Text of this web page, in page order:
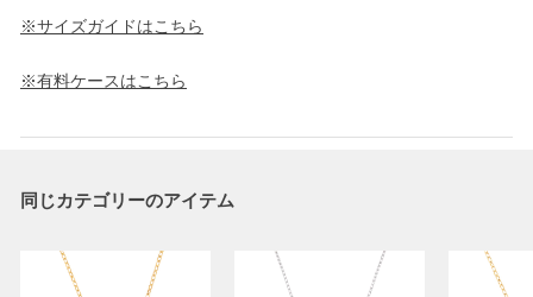
※サイズガイドはこちら
※有料ケースはこちら
同じカテゴリーのアイテム